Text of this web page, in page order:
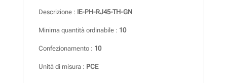
Descrizione : IE-PH-RJ45-TH-GN
Minima quantità ordinabile : 10
Confezionamento : 10
Unità di misura : PCE